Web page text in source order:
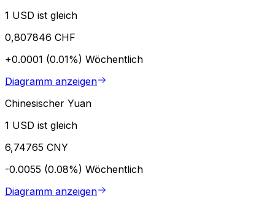
1 USD ist gleich
0,807846 CHF
+0.0001 (0.01%) Wöchentlich
Diagramm anzeigen
Chinesischer Yuan
1 USD ist gleich
6,74765 CNY
-0.0055 (0.08%) Wöchentlich
Diagramm anzeigen